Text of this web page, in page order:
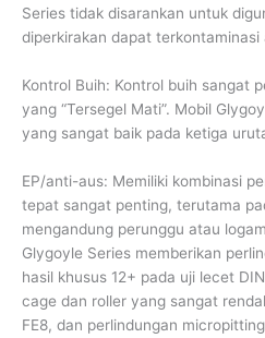
Series tidak disarankan untuk
diperkirakan dapat terkontaminasi
Kontrol Buih: Kontrol buih sangat
yang “Tersegel Mati”. Mobil
yang sangat baik pada ketiga
EP/anti-aus: Memiliki kombinasi
tepat sangat penting, terutama
mengandung perunggu atau
Glygoyle Series memberikan
hasil khusus 12+ pada uji lecet
cage dan roller yang sangat
FE8, dan perlindungan